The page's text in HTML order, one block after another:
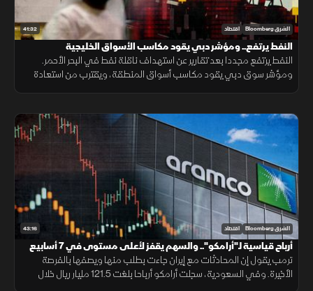
41:32 الشرق Bloomberg اقتصاد
النفط يرتفع.. ومؤشر دبي يقود مكاسب الأسواق الخليجية
النفط يرتفع مجددا بعد تقارير عن استهداف ناقلة نفط في البحر الأحمر.
ومؤشر سوق دبي يقود مكاسب أسواق المنطقة، ويقترب من استعادة
43:16 الشرق Bloomberg اقتصاد
أرباح قياسية لـ"أرامكو".. والسهم يقفز لأعلى مستوى في 7 أسابيع
ترمب يقول إن المحادثات مع إيران جاءت بطلب منها ويصفها بالفرصة
الأخيرة. وفي السعودية، سجلت أرامكو أرباحا بلغت 121.5 مليار ريال خلال